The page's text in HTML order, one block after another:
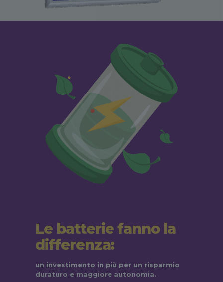
Le batterie fanno la
differenza:
un investimento in più per un risparmio
duraturo e maggiore autonomia.